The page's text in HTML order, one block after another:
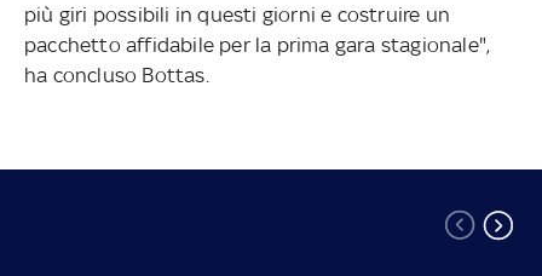
più giri possibili in questi giorni e costruire un
pacchetto affidabile per la prima gara stagionale",
ha concluso Bottas.